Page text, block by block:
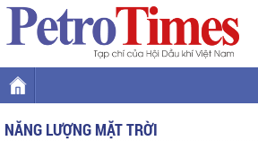
NĂNG LƯỢNG MẶT TRỜI